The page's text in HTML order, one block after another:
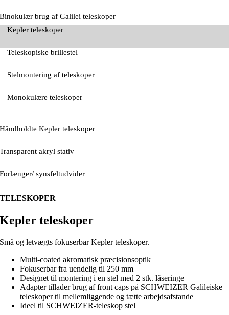
Binokulær brug af Galilei teleskoper
Kepler teleskoper
Teleskopiske brillestel
Stelmontering af teleskoper
Monokulære teleskoper
Håndholdte Kepler teleskoper
Transparent akryl stativ
Forlænger/ synsfeltudvider
TELESKOPER
Kepler teleskoper
Små og letvægts fokuserbar Kepler teleskoper.
Multi-coated akromatisk præcisionsoptik
Fokuserbar fra uendelig til 250 mm
Designet til montering i en stel med 2 stk. låseringe
Adapter tillader brug af front caps på SCHWEIZER Galileiske
teleskoper til mellemliggende og tætte arbejdsafstande
Ideel til SCHWEIZER-teleskop stel